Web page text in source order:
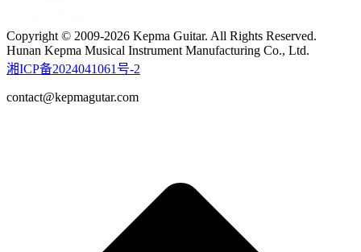
Copyright © 2009-2026 Kepma Guitar. All Rights Reserved.
Hunan Kepma Musical Instrument Manufacturing Co., Ltd.
湘ICP备2024041061号-2
contact@kepmagutar.com